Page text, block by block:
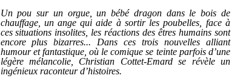
Un pou sur un orgue, un bébé dragon dans le bois de
chauffage, un ange qui aide à sortir les poubelles, face à
ces situations insolites, les réactions des êtres humains sont
encore plus bizarres... Dans ces trois nouvelles alliant
humour et fantastique, où le comique se teinte parfois d’une
légère mélancolie, Christian Cottet-Emard se révèle un
ingénieux raconteur d’histoires.